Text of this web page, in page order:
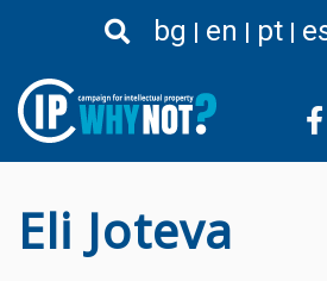
al
principal
bg en pt
Eli Joteva